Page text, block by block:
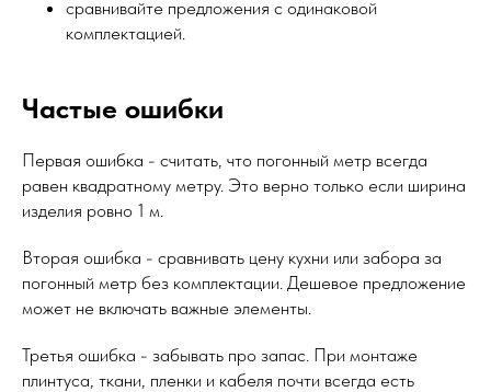
сравнивайте предложения с одинаковой
комплектацией.
Частые ошибки
Первая ошибка - считать, что погонный метр всегда
равен квадратному метру. Это верно только если ширина
изделия ровно 1 м.
Вторая ошибка - сравнивать цену кухни или забора за
погонный метр без комплектации. Дешевое предложение
может не включать важные элементы.
Третья ошибка - забывать про запас. При монтаже
плинтуса, ткани, пленки и кабеля почти всегда есть